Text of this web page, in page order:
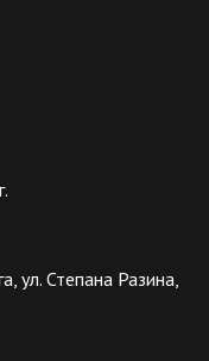
ул. Степана Разина,